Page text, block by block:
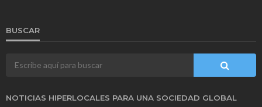
BUSCAR
NOTICIAS HIPERLOCALES PARA UNA SOCIEDAD GLOBAL